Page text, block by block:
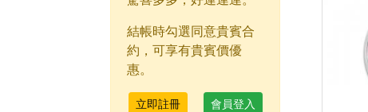
結帳時勾選同意貴賓合
約，可享有貴賓價優
惠。
立即註冊 會員登入